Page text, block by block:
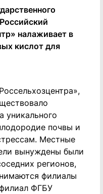
налаживает в
кислот для
уникального
почвы и
Местные
вынуждены были
регионов,
филиалы
ФГБУ